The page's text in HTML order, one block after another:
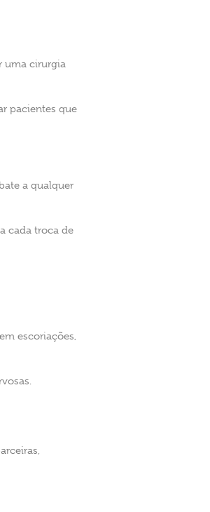
uma cirurgia
pacientes que
a qualquer
cada troca de
escoriações,